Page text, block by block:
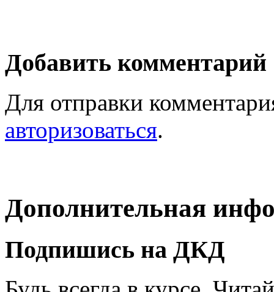
Добавить комментарий
Для отправки
авторизоваться.
Дополнительная
Подпишись на ДКД